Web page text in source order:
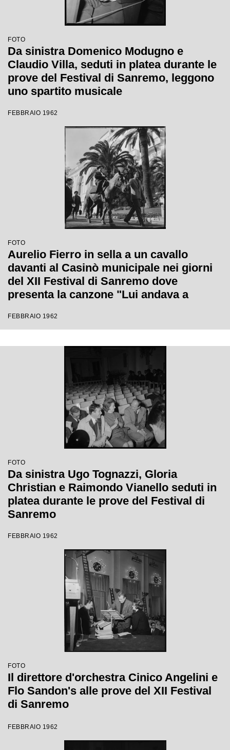
FOTO
Da sinistra Domenico Modugno e
Claudio Villa, seduti in platea durante le
prove del Festival di Sanremo, leggono
uno spartito musicale
FEBBRAIO 1962
FOTO
Aurelio Fierro in sella a un cavallo
davanti al Casinò municipale nei giorni
del XII Festival di Sanremo dove
presenta la canzone "Lui andava a
FEBBRAIO 1962
FOTO
Da sinistra Ugo Tognazzi, Gloria
Christian e Raimondo Vianello seduti in
platea durante le prove del Festival di
Sanremo
FEBBRAIO 1962
FOTO
Il direttore d'orchestra Cinico Angelini e
Flo Sandon's alle prove del XII Festival
di Sanremo
FEBBRAIO 1962